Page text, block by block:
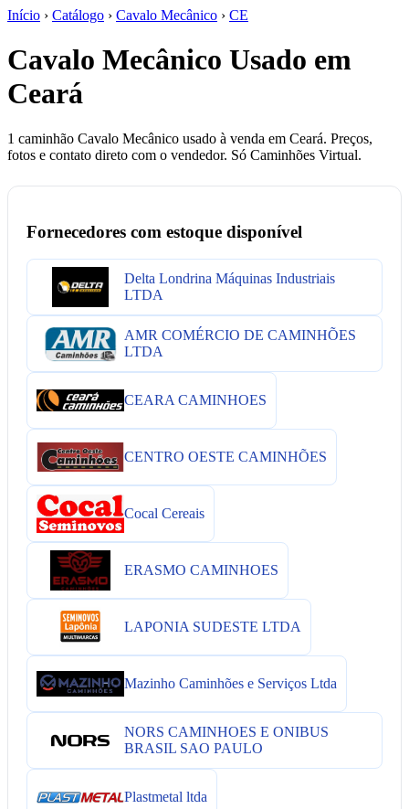
Início › Catálogo › Cavalo Mecânico › CE
Cavalo Mecânico Usado em
Ceará
1 caminhão Cavalo Mecânico usado à venda em Ceará. Preços,
fotos e contato direto com o vendedor. Só Caminhões Virtual.
Fornecedores com estoque disponível
Delta Londrina Máquinas Industriais
LTDA
AMR COMÉRCIO DE CAMINHÕES
LTDA
CEARA CAMINHOES
CENTRO OESTE CAMINHÕES
Cocal Cereais
ERASMO CAMINHOES
LAPONIA SUDESTE LTDA
Mazinho Caminhões e Serviços Ltda
NORS CAMINHOES E ONIBUS
BRASIL SAO PAULO
Plastmetal ltda